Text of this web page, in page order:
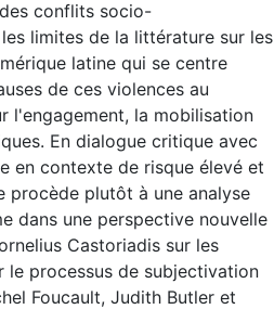
conflits socio-
limites de la littérature sur les
latine qui se centre
de ces violences au
l'engagement, la mobilisation
En dialogue critique avec
en contexte de risque élevé et
procède plutôt à une analyse
dans une perspective nouvelle
Castoriadis sur les
le processus de subjectivation
Foucault, Judith Butler et